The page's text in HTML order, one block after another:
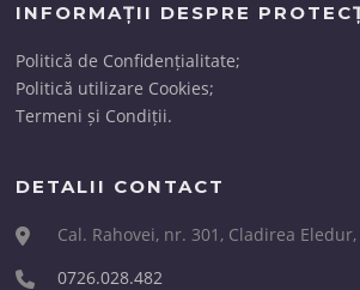
INFORMAȚII DESPRE
Politică de Confidențialitate;
Politică utilizare Cookies;
Termeni și Condiții.
DETALII CONTACT
Cal. Rahovei, nr. 301, Cladirea
0726.028.482